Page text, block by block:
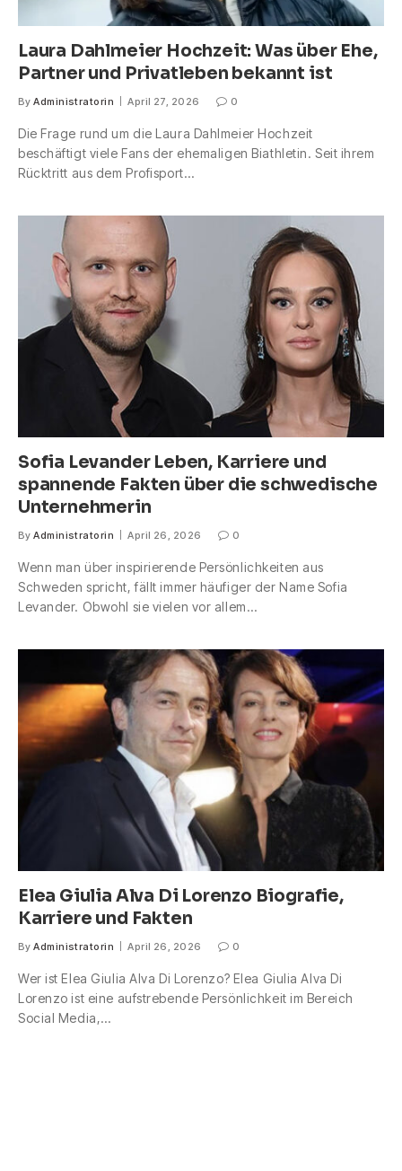
Laura Dahlmeier Hochzeit: Was über Ehe,
Partner und Privatleben bekannt ist
By Administratorin April 27, 2026 0
Die Frage rund um die Laura Dahlmeier Hochzeit
beschäftigt viele Fans der ehemaligen Biathletin. Seit ihrem
Rücktritt aus dem Profisport…
Sofia Levander Leben, Karriere und
spannende Fakten über die schwedische
Unternehmerin
By Administratorin April 26, 2026 0
Wenn man über inspirierende Persönlichkeiten aus
Schweden spricht, fällt immer häufiger der Name Sofia
Levander. Obwohl sie vielen vor allem…
Elea Giulia Alva Di Lorenzo Biografie,
Karriere und Fakten
By Administratorin April 26, 2026 0
Wer ist Elea Giulia Alva Di Lorenzo? Elea Giulia Alva Di
Lorenzo ist eine aufstrebende Persönlichkeit im Bereich
Social Media,…